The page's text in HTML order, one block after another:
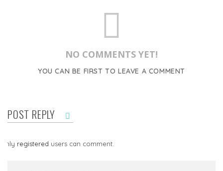
NO COMMENTS YET!
YOU CAN BE FIRST TO LEAVE A COMMENT
POST REPLY
Only registered users can comment.